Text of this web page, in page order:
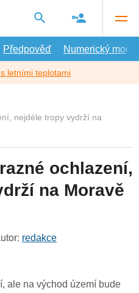
Předpověď Numerický model
letními teplotami
nejdéle tropy vydrží na
ochlazení,
na Moravě
redakce
ale na východ území bude